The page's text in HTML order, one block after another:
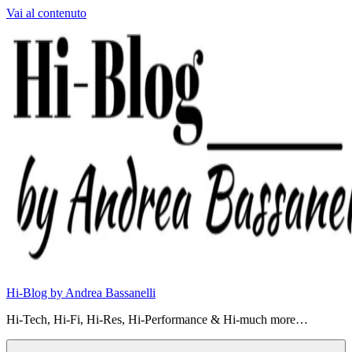
Vai al contenuto
Hi-Blog by Andrea Bassanelli
Hi-Tech, Hi-Fi, Hi-Res, Hi-Performance & Hi-much more…